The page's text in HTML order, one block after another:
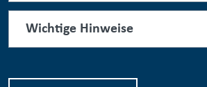
Wichtige Hinweise